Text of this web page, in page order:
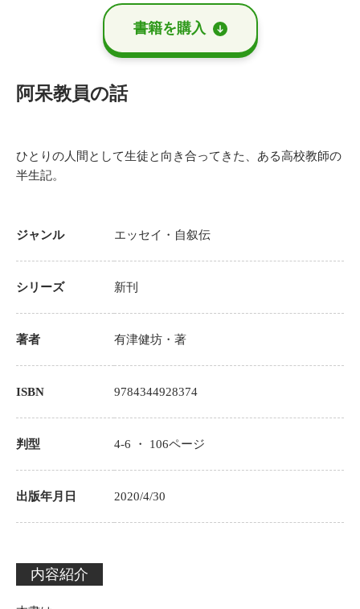
書籍を購⼊
阿呆教員の話
ひとりの人間として生徒と向き合ってきた、ある高校教師の
半生記。
ジャンル エッセイ・自叙伝
シリーズ 新刊
著者 有津健坊 ・著
ISBN 9784344928374
判型 4-6 ・ 106ページ
出版年月日 2020/4/30
内容紹介